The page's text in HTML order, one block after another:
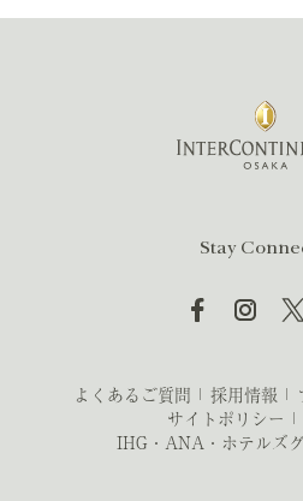
Stay
よくあるご質問 採用情報
サイトポリシー
IHG・ANA・ホテルズ